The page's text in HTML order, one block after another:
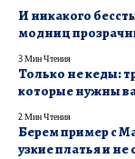
И никакого
модниц
3 Мин Чтения
Только не кеды:
которые нужны
2 Мин Чтения
Берем пример с
узкие платья и